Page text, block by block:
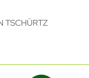
TSCHÜRTZ